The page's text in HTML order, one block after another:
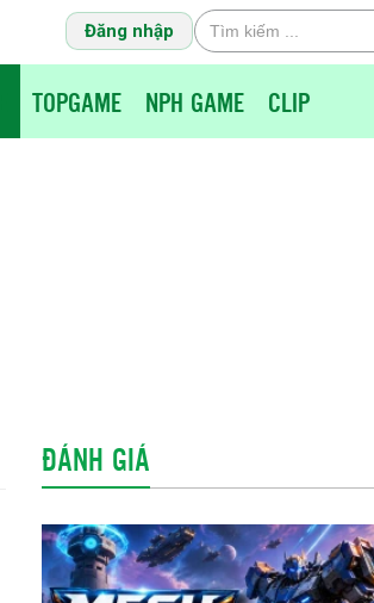
Đăng nhập
TOPGAME NPH GAME CLIP
ĐÁNH GIÁ